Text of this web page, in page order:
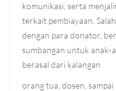
komunikasi, serta
terkait pembiayaan.
dengan para donator,
sumbangan untuk anak-
berasal dari kalangan
orang tua, dosen, sampai